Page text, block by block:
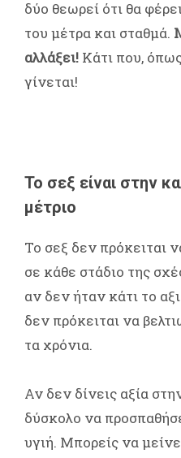
δύο θεωρεί ότι θα
του μέτρα και σταθμά.
αλλάξει! Κάτι που,
γίνεται!
Το σεξ είναι στην
μέτριο
Το σεξ δεν πρόκειται
σε κάθε στάδιο της
αν δεν ήταν κάτι το
δεν πρόκειται να
τα χρόνια.
Αν δεν δίνεις αξία
δύσκολο να
υγιή. Μπορείς να